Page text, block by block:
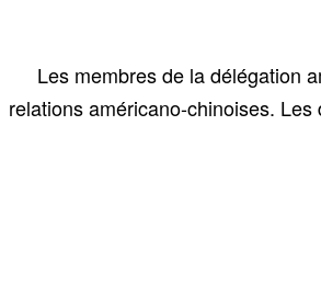
Les membres de la délégation
relations américano-chinoises.